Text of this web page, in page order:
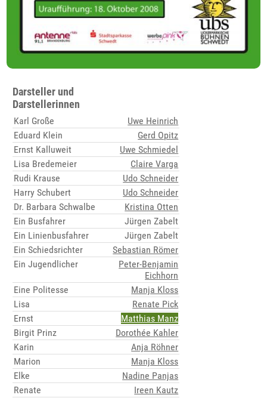
Darsteller und
Darstellerinnen
Karl Große
Uwe Heinrich
Eduard Klein
Gerd Opitz
Ernst Kalluweit
Uwe Schmiedel
Lisa Bredemeier
Claire Varga
Rudi Krause
Udo Schneider
Harry Schubert
Udo Schneider
Dr. Barbara Schwalbe
Kristina Otten
Ein Busfahrer
Jürgen Zabelt
Ein Linienbusfahrer
Jürgen Zabelt
Ein Schiedsrichter
Sebastian Römer
Ein Jugendlicher
Peter-Benjamin
Eichhorn
Eine Politesse
Manja Kloss
Lisa
Renate Pick
Ernst
Matthias Manz
Birgit Prinz
Dorothée Kahler
Karin
Anja Röhner
Marion
Manja Kloss
Elke
Nadine Panjas
Renate
Ireen Kautz